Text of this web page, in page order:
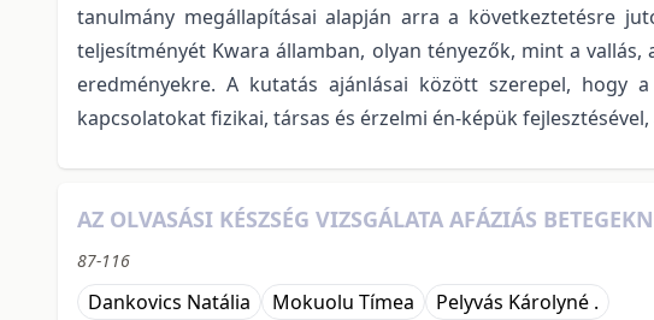
tanulmány megállapításai alapján arra a következtetésre
teljesítményét Kwara államban, olyan tényezők, mint a
eredményekre. A kutatás ajánlásai között szerepel,
kapcsolatokat fizikai, társas és érzelmi én-képük
AZ OLVASÁSI KÉSZSÉG VIZSGÁLATA AFÁZIÁS
87-116
Dankovics Natália Mokuolu Tímea Pelyvás Károlyné .